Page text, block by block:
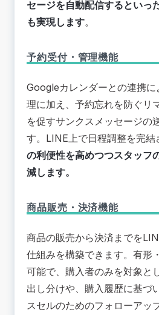
セージを自動配信するといっ
も実現します。
予約受付・管理機能
Googleカレンダーとの連携
理に加え、予約忘れを防ぐリ
を促すサンクスメッセージの
す。LINE上で日程調整を完結
の利便性を高めつつスタッフ
減します。
商品販売・決済機能
商品の販売から決済までを
仕組みを構築できます。有形
可能で、購入者のみを対象と
出し分けや、購入履歴に基づ
スセルのためのフォローアッ